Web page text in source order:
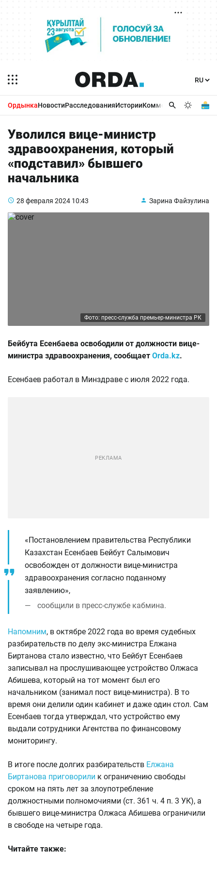
ОрдынкаНовостиРасследованияИсторииКомментарииБизнес
Уволился вице-министр
здравоохранения, который
«подставил» бывшего
начальника
28 февраля 2024 10:43 Зарина Файзулина
Фото: пресс-служба премьер-министра РК
Бейбута Есенбаева освободили от должности вице-
министра здравоохранения, сообщает Orda.kz.
Есенбаев работал в Минздраве с июля 2022 года.
«Постановлением правительства Республики
Казахстан Есенбаев Бейбут Салымович
освобожден от должности вице-министра
здравоохранения согласно поданному
заявлению»,
сообщили в пресс-службе кабмина.
Напомним, в октябре 2022 года во время судебных
разбирательств по делу экс-министра Елжана
Биртанова стало известно, что Бейбут Есенбаев
записывал на прослушивающее устройство Олжаса
Абишева, который на тот момент был его
начальником (занимал пост вице-министра). В то
время они делили один кабинет и даже один стол. Сам
Есенбаев тогда утверждал, что устройство ему
выдали сотрудники Агентства по финансовому
мониторингу.
В итоге после долгих разбирательств Елжана
Биртанова приговорили к ограничению свободы
сроком на пять лет за злоупотребление
должностными полномочиями (ст. 361 ч. 4 п. 3 УК), а
бывшего вице-министра Олжаса Абишева ограничили
в свободе на четыре года.
Читайте также: